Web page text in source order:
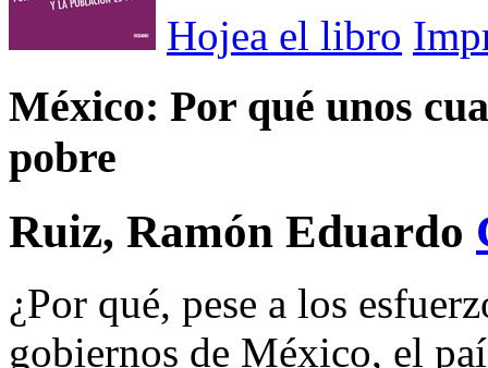
Hojea el libro
México: Por qué unos
pobre
Ruiz, Ramón Eduardo
¿Por qué, pese a los
gobiernos de México, el